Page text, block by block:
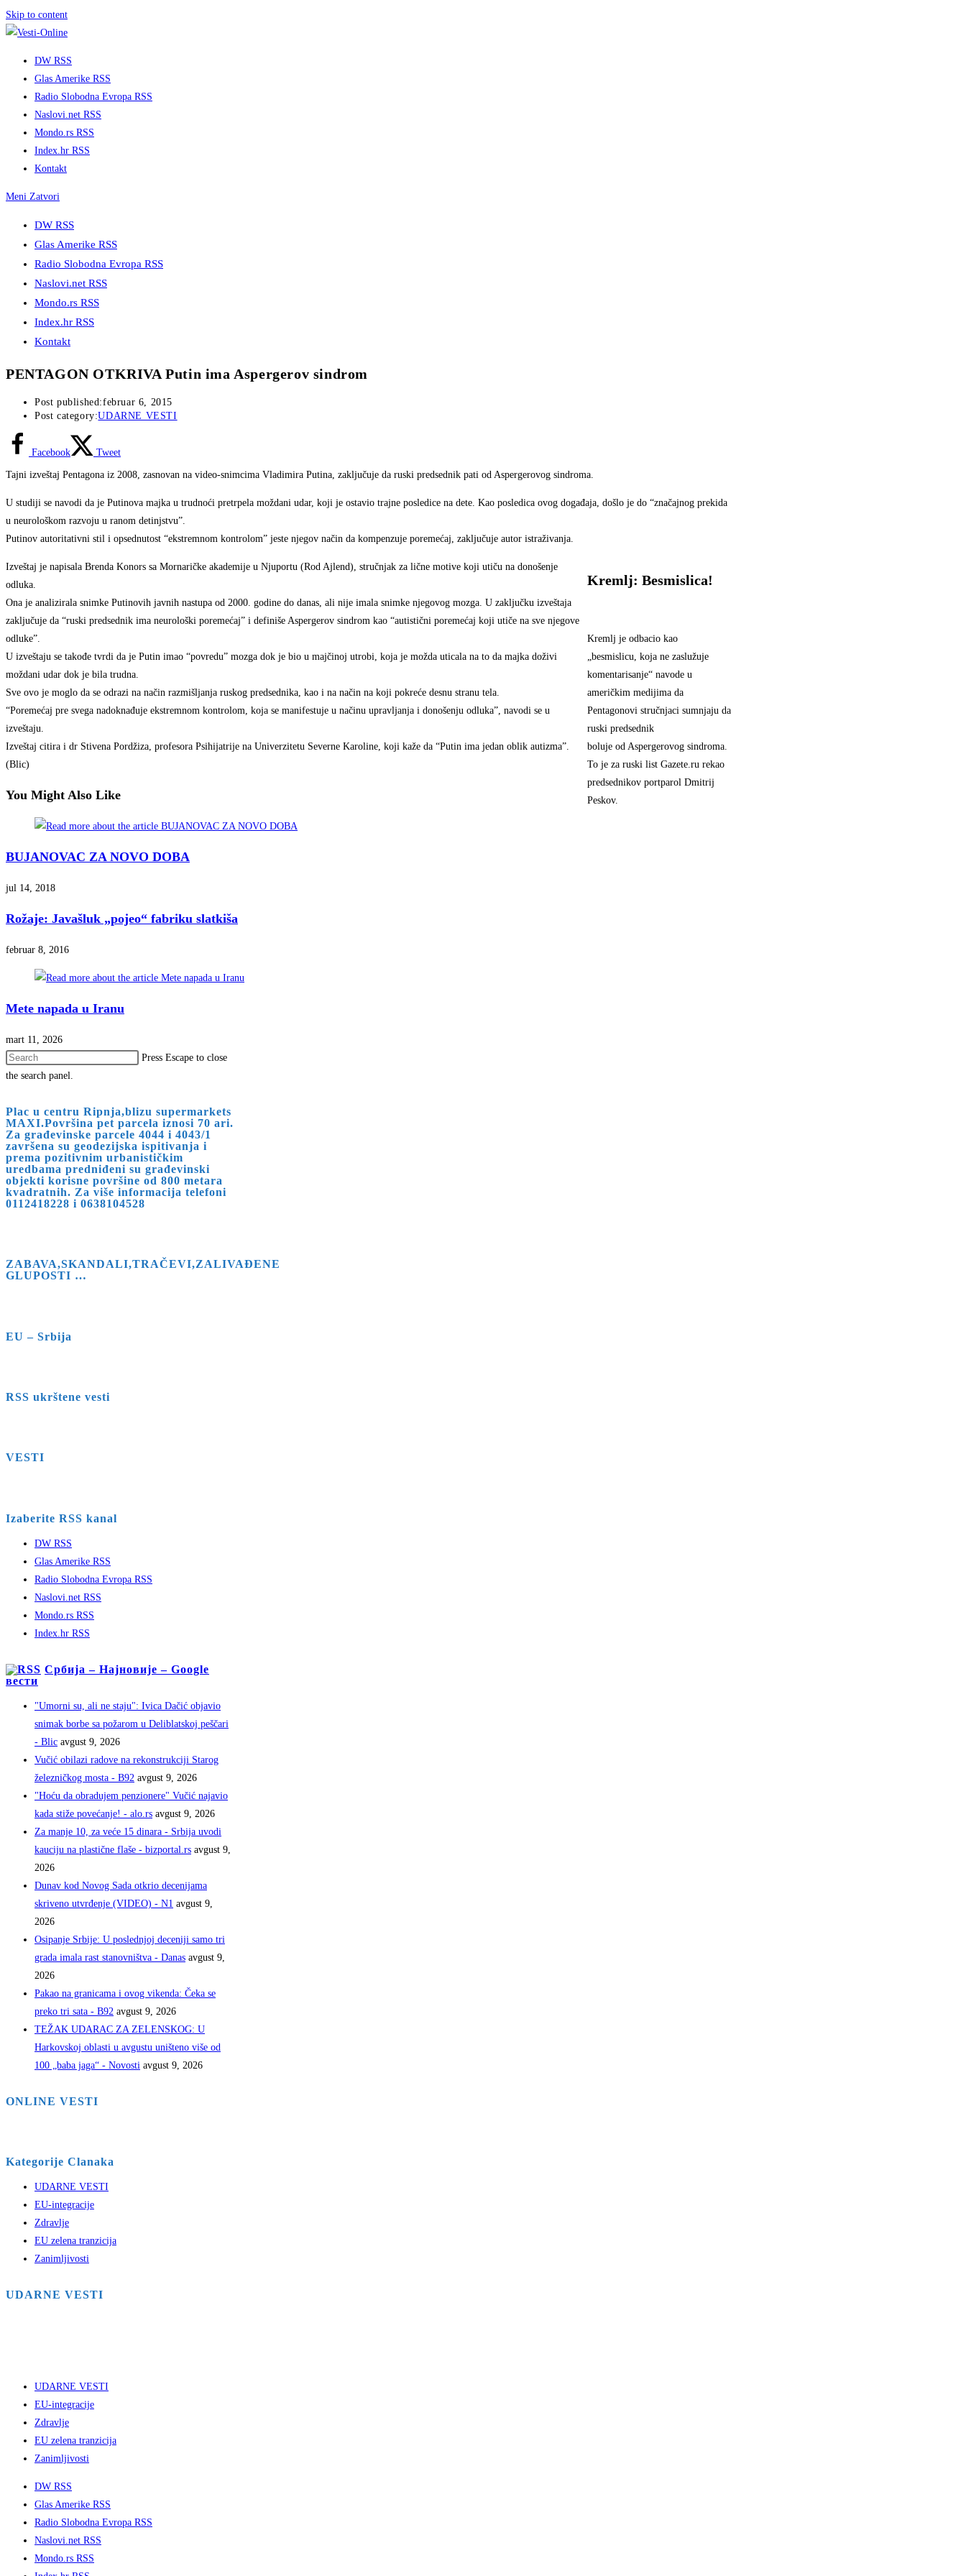
Skip to content
DW RSS
Glas Amerike RSS
Radio Slobodna Evropa RSS
Naslovi.net RSS
Mondo.rs RSS
Index.hr RSS
Kontakt
Meni Zatvori
DW RSS
Glas Amerike RSS
Radio Slobodna Evropa RSS
Naslovi.net RSS
Mondo.rs RSS
Index.hr RSS
Kontakt
PENTAGON OTKRIVA Putin ima Aspergerov sindrom
Post published:februar 6, 2015
Post category:UDARNE VESTI
Facebook Tweet
Tajni izveštaj Pentagona iz 2008, zasnovan na video-snimcima Vladimira Putina, zaključuje da ruski predsednik pati od Aspergerovog sindroma.
U studiji se navodi da je Putinova majka u trudnoći pretrpela moždani udar, koji je ostavio trajne posledice na dete. Kao posledica ovog događaja, došlo je do “značajnog prekida
u neurološkom razvoju u ranom detinjstvu”.
Putinov autoritativni stil i opsednutost “ekstremnom kontrolom” jeste njegov način da kompenzuje poremećaj, zaključuje autor istraživanja.
Kremlj: Besmislica!
Kremlj je odbacio kao
„besmislicu, koja ne zaslužuje
komentarisanje“ navode u
američkim medijima da
Pentagonovi stručnjaci sumnjaju da
ruski predsednik
boluje od Aspergerovog sindroma.
To je za ruski list Gazete.ru rekao
predsednikov portparol Dmitrij
Peskov.
Izveštaj je napisala Brenda Konors sa Mornaričke akademije u Njuportu (Rod Ajlend), stručnjak za lične motive koji utiču na donošenje
odluka.
Ona je analizirala snimke Putinovih javnih nastupa od 2000. godine do danas, ali nije imala snimke njegovog mozga. U zaključku izveštaja
zaključuje da “ruski predsednik ima neurološki poremećaj” i definiše Aspergerov sindrom kao “autistični poremećaj koji utiče na sve njegove
odluke”.
U izveštaju se takođe tvrdi da je Putin imao “povredu” mozga dok je bio u majčinoj utrobi, koja je možda uticala na to da majka doživi
moždani udar dok je bila trudna.
Sve ovo je moglo da se odrazi na način razmišljanja ruskog predsednika, kao i na način na koji pokreće desnu stranu tela.
“Poremećaj pre svega nadoknađuje ekstremnom kontrolom, koja se manifestuje u načinu upravljanja i donošenju odluka”, navodi se u
izveštaju.
Izveštaj citira i dr Stivena Pordžiza, profesora Psihijatrije na Univerzitetu Severne Karoline, koji kaže da “Putin ima jedan oblik autizma”.
(Blic)
You Might Also Like
BUJANOVAC ZA NOVO DOBA
jul 14, 2018
Rožaje: Javašluk „pojeo“ fabriku slatkiša
februar 8, 2016
Mete napada u Iranu
mart 11, 2026
Press Escape to close
the search panel.
Plac u centru Ripnja,blizu supermarkets
MAXI.Površina pet parcela iznosi 70 ari.
Za građevinske parcele 4044 i 4043/1
završena su geodezijska ispitivanja i
prema pozitivnim urbanističkim
uredbama predniđeni su građevinski
objekti korisne površine od 800 metara
kvadratnih. Za više informacija telefoni
0112418228 i 0638104528
ZABAVA,SKANDALI,TRAČEVI,ZALIVAĐENE
GLUPOSTI …
EU – Srbija
RSS ukrštene vesti
VESTI
Izaberite RSS kanal
DW RSS
Glas Amerike RSS
Radio Slobodna Evropa RSS
Naslovi.net RSS
Mondo.rs RSS
Index.hr RSS
Србија – Најновије – Google
вести
"Umorni su, ali ne staju": Ivica Dačić objavio
snimak borbe sa požarom u Deliblatskoj peščari
- Blic avgust 9, 2026
Vučić obilazi radove na rekonstrukciji Starog
železničkog mosta - B92 avgust 9, 2026
"Hoću da obradujem penzionere" Vučić najavio
kada stiže povećanje! - alo.rs avgust 9, 2026
Za manje 10, za veće 15 dinara - Srbija uvodi
kauciju na plastične flaše - bizportal.rs avgust 9,
2026
Dunav kod Novog Sada otkrio decenijama
skriveno utvrđenje (VIDEO) - N1 avgust 9,
2026
Osipanje Srbije: U poslednjoj deceniji samo tri
grada imala rast stanovništva - Danas avgust 9,
2026
Pakao na granicama i ovog vikenda: Čeka se
preko tri sata - B92 avgust 9, 2026
TEŽAK UDARAC ZA ZELENSKOG: U
Harkovskoj oblasti u avgustu uništeno više od
100 „baba jaga“ - Novosti avgust 9, 2026
ONLINE VESTI
Kategorije Clanaka
UDARNE VESTI
EU-integracije
Zdravlje
EU zelena tranzicija
Zanimljivosti
UDARNE VESTI
UDARNE VESTI
EU-integracije
Zdravlje
EU zelena tranzicija
Zanimljivosti
DW RSS
Glas Amerike RSS
Radio Slobodna Evropa RSS
Naslovi.net RSS
Mondo.rs RSS